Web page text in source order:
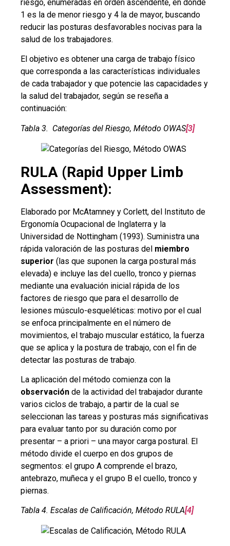
riesgo, enumeradas en orden ascendente, en donde
1 es la de menor riesgo y 4 la de mayor, buscando
reducir las posturas desfavorables nocivas para la
salud de los trabajadores.
El objetivo es obtener una carga de trabajo físico
que corresponda a las características individuales
de cada trabajador y que potencie las capacidades y
la salud del trabajador, según se reseña a
continuación:
Tabla 3. Categorías del Riesgo, Método OWAS[3]
RULA (Rapid Upper Limb
Assessment):
Elaborado por McAtamney y Corlett, del Instituto de
Ergonomía Ocupacional de Inglaterra y la
Universidad de Nottingham (1993). Suministra una
rápida valoración de las posturas del miembro
superior (las que suponen la carga postural más
elevada) e incluye las del cuello, tronco y piernas
mediante una evaluación inicial rápida de los
factores de riesgo que para el desarrollo de
lesiones músculo-esqueléticas: motivo por el cual
se enfoca principalmente en el número de
movimientos, el trabajo muscular estático, la fuerza
que se aplica y la postura de trabajo, con el fin de
detectar las posturas de trabajo.
La aplicación del método comienza con la
observación de la actividad del trabajador durante
varios ciclos de trabajo, a partir de la cual se
seleccionan las tareas y posturas más significativas
para evaluar tanto por su duración como por
presentar – a priori – una mayor carga postural. El
método divide el cuerpo en dos grupos de
segmentos: el grupo A comprende el brazo,
antebrazo, muñeca y el grupo B el cuello, tronco y
piernas.
Tabla 4. Escalas de Calificación, Método RULA[4]